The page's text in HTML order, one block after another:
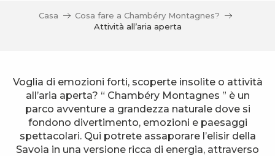
Casa
Cosa fare a Chambéry Montagnes?
Attività all’aria aperta
Voglia di emozioni forti, scoperte insolite o attività
all’aria aperta? “ Chambéry Montagnes ” è un
parco avventure a grandezza naturale dove si
fondono divertimento, emozioni e paesaggi
spettacolari. Qui potrete assaporare l’elisir della
Savoia in una versione ricca di energia, attraverso